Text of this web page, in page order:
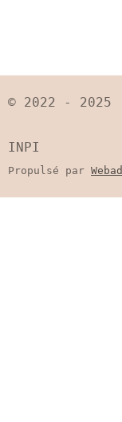
© 2022 -
INPI
Propulsé par